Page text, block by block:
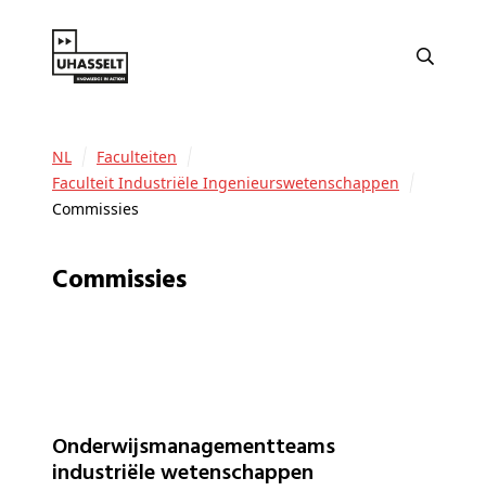
NL
Faculteiten
Faculteit Industriële Ingenieurswetenschappen
Commissies
Commissies
Onderwijsmanagementteams
industriële wetenschappen